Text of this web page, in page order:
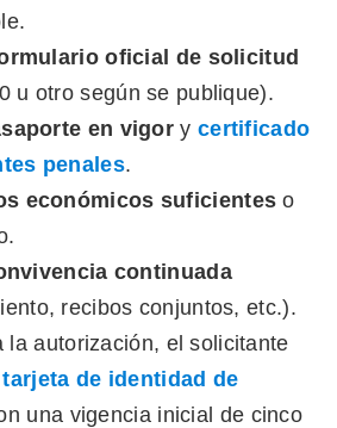
oficial de solicitud
u otro según se publique).
en vigor y certificado
penales.
económicos suficientes o
continuada
recibos conjuntos, etc.).
la autorización, el solicitante
tarjeta de identidad de
una vigencia inicial de cinco